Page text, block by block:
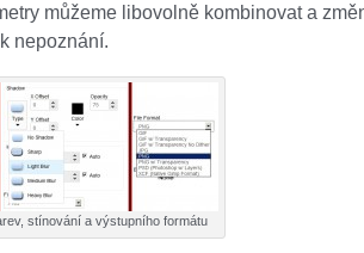
můžeme libovolně kombinovat a
nepoznání.
stínování a výstupního formátu